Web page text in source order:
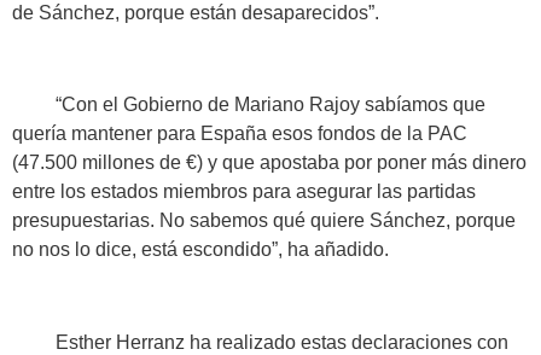
de Sánchez, porque están desaparecidos”.
“Con el Gobierno de Mariano Rajoy sabíamos que
quería mantener para España esos fondos de la PAC
(47.500 millones de €) y que apostaba por poner más dinero
entre los estados miembros para asegurar las partidas
presupuestarias. No sabemos qué quiere Sánchez, porque
no nos lo dice, está escondido”, ha añadido.
Esther Herranz ha realizado estas declaraciones con